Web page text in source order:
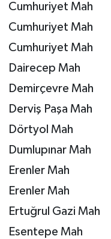
Cumhuriyet Mah
Cumhuriyet Mah
Cumhuriyet Mah
Dairecep Mah
Demirçevre Mah
Derviş Paşa Mah
Dörtyol Mah
Dumlupınar Mah
Erenler Mah
Erenler Mah
Ertuğrul Gazi Mah
Esentepe Mah